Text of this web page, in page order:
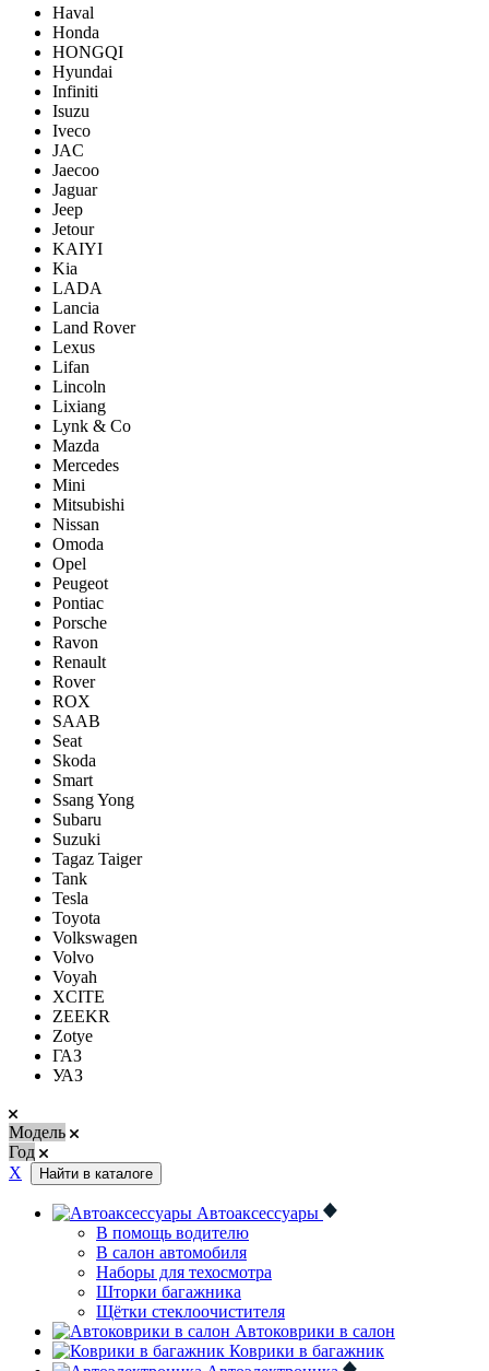
Haval
Honda
HONGQI
Hyundai
Infiniti
Isuzu
Iveco
JAC
Jaecoo
Jaguar
Jeep
Jetour
KAIYI
Kia
LADA
Lancia
Land Rover
Lexus
Lifan
Lincoln
Lixiang
Lynk & Co
Mazda
Mercedes
Mini
Mitsubishi
Nissan
Omoda
Opel
Peugeot
Pontiac
Porsсhe
Ravon
Renault
Rover
ROX
SAAB
Seat
Skoda
Smart
Ssang Yong
Subaru
Suzuki
Tagaz Taiger
Tank
Tesla
Toyota
Volkswagen
Volvo
Voyah
XCITE
ZEEKR
Zotye
ГАЗ
УАЗ
Модель
Год
Х
Найти в каталоге
Автоаксессуары
В помощь водителю
В салон автомобиля
Наборы для техосмотра
Шторки багажника
Щётки стеклоочистителя
Автоковрики в салон
Коврики в багажник